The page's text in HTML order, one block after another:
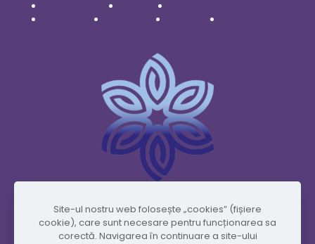
www.vidafyglobal.com
Site-ul nostru web folosește „cookies” (fișiere
cookie), care sunt necesare pentru funcționarea sa
corectă. Navigarea în continuare a site-ului